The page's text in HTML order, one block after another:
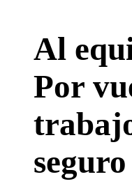
Al
Por